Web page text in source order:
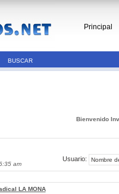
Principal
BUSCAR
Bienvenido
am
Usuario:
LA MONA